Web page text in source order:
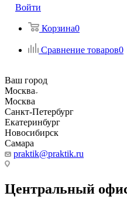
Войти
Корзина0
Сравнение товаров0
Ваш город
Москва
Москва
Санкт-Петербург
Екатеринбург
Новосибирск
Самара
praktik@praktik.ru
Центральный